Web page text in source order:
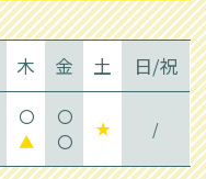
木 金 土 日/祝
〇 〇
★ /
▲ 〇